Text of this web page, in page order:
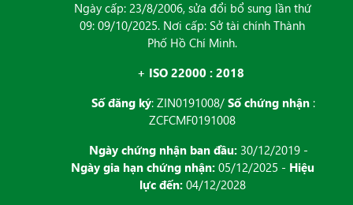
Ngày cấp: 23/8/2006, sửa đổi bổ sung lần thứ
09: 09/10/2025. Nơi cấp: Sở tài chính Thành
Phố Hồ Chí Minh.
+ ISO 22000 : 2018
Số đăng ký: ZIN0191008/ Số chứng nhận :
ZCFCMF0191008
Ngày chứng nhận ban đầu: 30/12/2019 -
Ngày gia hạn chứng nhận:05/12/2025 - Hiệu
lực đến:04/12/2028